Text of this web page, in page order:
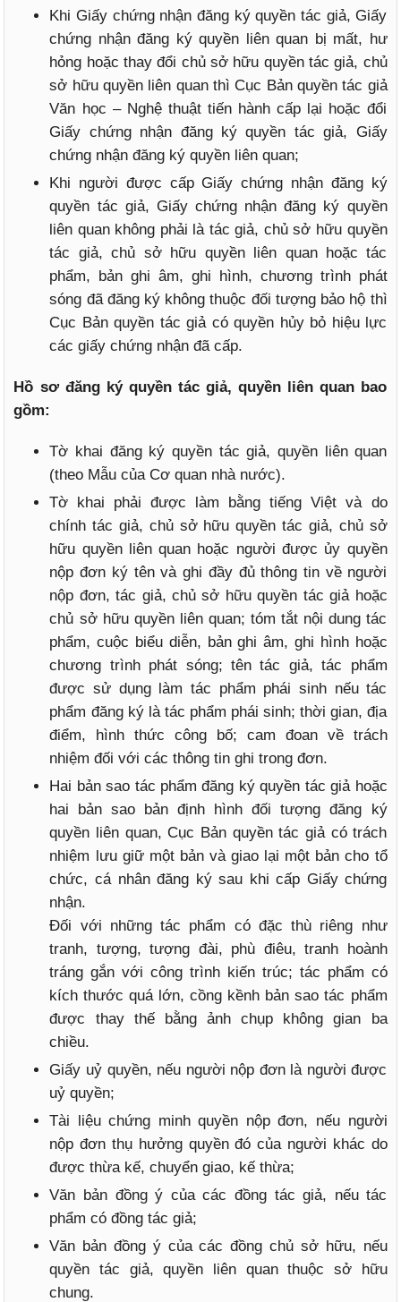
Khi Giấy chứng nhận đăng ký quyền tác giả, Giấy
chứng nhận đăng ký quyền liên quan bị mất, hư
hỏng hoặc thay đổi chủ sở hữu quyền tác giả, chủ
sở hữu quyền liên quan thì Cục Bản quyền tác giả
Văn học – Nghệ thuật tiến hành cấp lại hoặc đổi
Giấy chứng nhận đăng ký quyền tác giả, Giấy
chứng nhận đăng ký quyền liên quan;
Khi người được cấp Giấy chứng nhận đăng ký
quyền tác giả, Giấy chứng nhận đăng ký quyền
liên quan không phải là tác giả, chủ sở hữu quyền
tác giả, chủ sở hữu quyền liên quan hoặc tác
phẩm, bản ghi âm, ghi hình, chương trình phát
sóng đã đăng ký không thuộc đối tượng bảo hộ thì
Cục Bản quyền tác giả có quyền hủy bỏ hiệu lực
các giấy chứng nhận đã cấp.
Hồ sơ đăng ký quyền tác giả, quyền liên quan bao
gồm:
Tờ khai đăng ký quyền tác giả, quyền liên quan
(theo Mẫu của Cơ quan nhà nước).
Tờ khai phải được làm bằng tiếng Việt và do
chính tác giả, chủ sở hữu quyền tác giả, chủ sở
hữu quyền liên quan hoặc người được ủy quyền
nộp đơn ký tên và ghi đầy đủ thông tin về người
nộp đơn, tác giả, chủ sở hữu quyền tác giả hoặc
chủ sở hữu quyền liên quan; tóm tắt nội dung tác
phẩm, cuộc biểu diễn, bản ghi âm, ghi hình hoặc
chương trình phát sóng; tên tác giả, tác phẩm
được sử dụng làm tác phẩm phái sinh nếu tác
phẩm đăng ký là tác phẩm phái sinh; thời gian, địa
điểm, hình thức công bố; cam đoan về trách
nhiệm đối với các thông tin ghi trong đơn.
Hai bản sao tác phẩm đăng ký quyền tác giả hoặc
hai bản sao bản định hình đối tượng đăng ký
quyền liên quan, Cục Bản quyền tác giả có trách
nhiệm lưu giữ một bản và giao lại một bản cho tổ
chức, cá nhân đăng ký sau khi cấp Giấy chứng
nhận.
Đối với những tác phẩm có đặc thù riêng như
tranh, tượng, tượng đài, phù điêu, tranh hoành
tráng gắn với công trình kiến trúc; tác phẩm có
kích thước quá lớn, cồng kềnh bản sao tác phẩm
được thay thế bằng ảnh chụp không gian ba
chiều.
Giấy uỷ quyền, nếu người nộp đơn là người được
uỷ quyền;
Tài liệu chứng minh quyền nộp đơn, nếu người
nộp đơn thụ hưởng quyền đó của người khác do
được thừa kế, chuyển giao, kế thừa;
Văn bản đồng ý của các đồng tác giả, nếu tác
phẩm có đồng tác giả;
Văn bản đồng ý của các đồng chủ sở hữu, nếu
quyền tác giả, quyền liên quan thuộc sở hữu
chung.